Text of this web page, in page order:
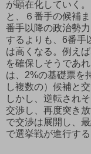
が顕在化していく
と、６番手の候補
番手以降の政治勢
するよりも、6番手
は高くなる。例え
を確保しそうであ
は、2%の基礎票を
し複数の）候補と
しかし、逆転され
交渉し、再度突き
で交渉は展開し、
で選挙戦が進行する